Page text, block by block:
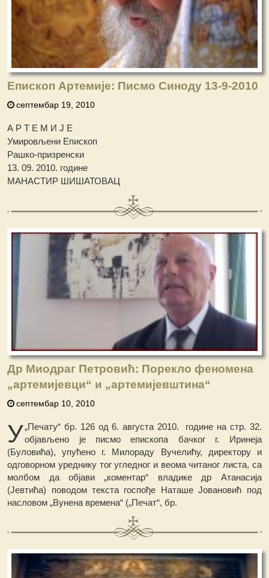
Епископ Артемије: Писмо Синоду 13-9-2010
септембар 19, 2010
А Р Т Е М И Ј Е
Умировљени Епископ
Рашко-призренски
13. 09. 2010. године
МАНАСТИР ШИШАТОВАЦ
Др Миодраг Петровић: Порекло феномена
„артемијевци“ и „артемијевштина“
септембар 10, 2010
У„Печату“ бр. 126 од 6. августа 2010. године на стр. 32.
објављено је писмо епископа бачког г. Иринеја
(Буловића), упућено г. Милораду Вучелићу, директору и
одговорном уреднику тог угледног и веома читаног листа, са
молбом да објави „коментар“ владике др Атанасија
(Јевтића) поводом текста госпође Наташе Јовановић под
насловом „Вунена времена“ („Печат“, бр.